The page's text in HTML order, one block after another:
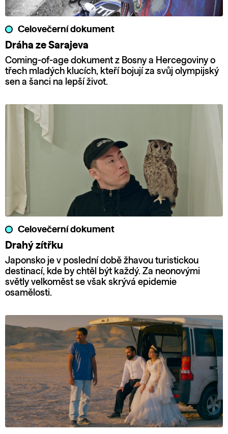
Celovečerní dokument
Dráha ze Sarajeva
Coming-of-age dokument z Bosny a Hercegoviny o
třech mladých klucích, kteří bojují za svůj olympijský
sen a šanci na lepší život.
Celovečerní dokument
Drahý zítřku
Japonsko je v poslední době žhavou turistickou
destinací, kde by chtěl být každý. Za neonovými
světly velkoměst se však skrývá epidemie
osamělosti.